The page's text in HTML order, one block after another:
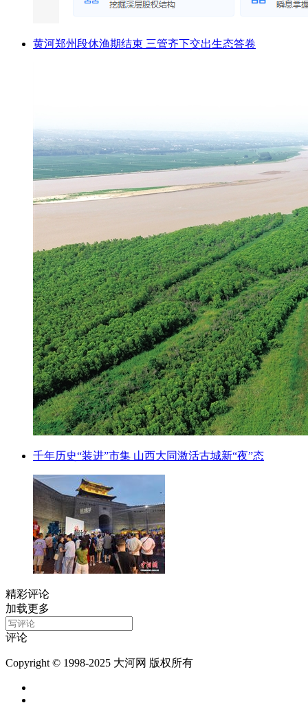
黄河郑州段休渔期结束 三管齐下交出生态答卷
千年历史“装进”市集 山西大同激活古城新“夜”态
精彩评论
加载更多
评论
Copyright © 1998-2025 大河网 版权所有